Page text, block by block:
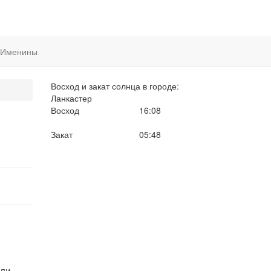
Именины
Восход и закат солнца в городе:
Ланкастер
Восход
16:08
Закат
05:48